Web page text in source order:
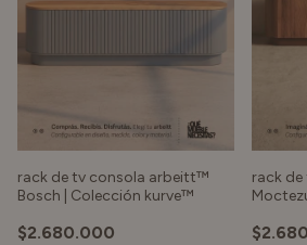
rack de tv consola arbeitt™
Bosch | Colección kurve™
$2.680.000
rack